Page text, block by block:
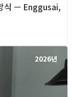
식 — Enggusai,
2026년